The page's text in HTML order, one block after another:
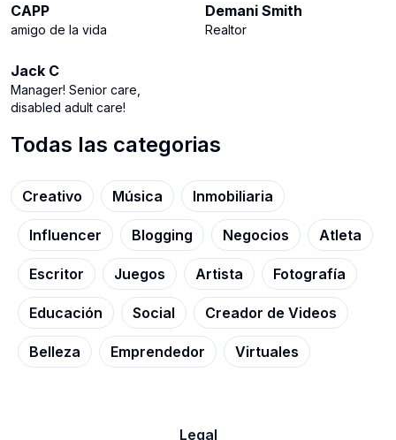
CAPP
amigo de la vida
Demani Smith
Realtor
Jack C
Manager! Senior care,
disabled adult care!
Todas las categorias
Creativo Música Inmobiliaria
Influencer Blogging Negocios Atleta
Escritor Juegos Artista Fotografía
Educación Social Creador de Videos
Belleza Emprendedor Virtuales
Legal